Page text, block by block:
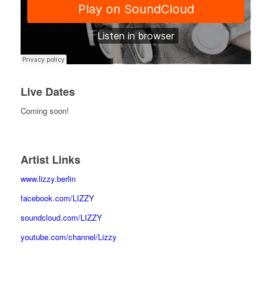
Live Dates
Coming soon!
Artist Links
www.lizzy.berlin
facebook.com/LIZZY
soundcloud.com/LIZZY
youtube.com/channel/Lizzy